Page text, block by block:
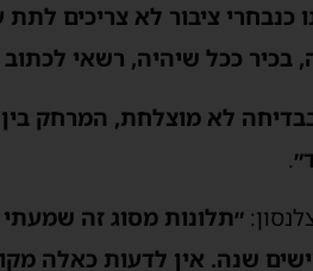
כנבחרי ציבור לא צריכים
בכיר ככל שיהיה, רשאי
לא מוצלחת, המרחק
.
״תלונות מסוג זה
שנה. אין לדעות כאלה